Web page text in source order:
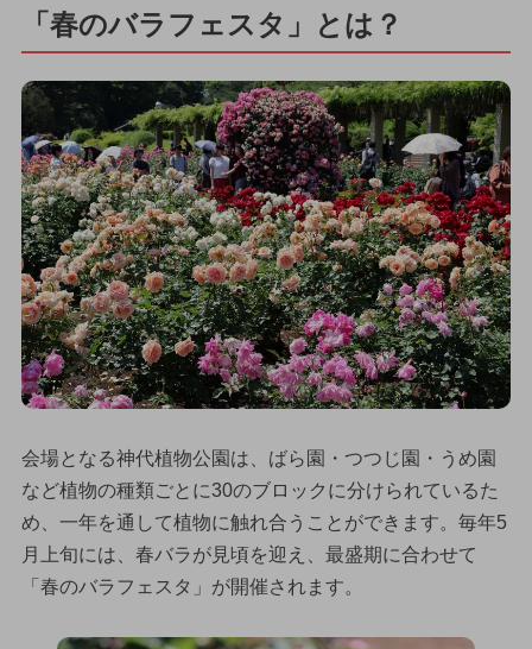
「春のバラフェスタ」とは？
会場となる神代植物公園は、ばら園・つつじ園・うめ園
など植物の種類ごとに30のブロックに分けられているた
め、一年を通して植物に触れ合うことができます。毎年5
月上旬には、春バラが見頃を迎え、最盛期に合わせて
「春のバラフェスタ」が開催されます。